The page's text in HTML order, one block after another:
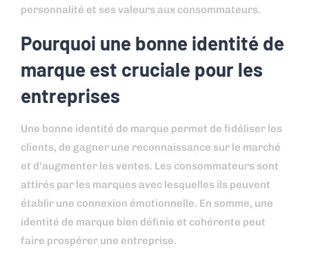
personnalité et ses valeurs aux consommateurs.
Pourquoi une bonne identité de
marque est cruciale pour les
entreprises
Une bonne identité de marque permet de fidéliser les
clients, de gagner une reconnaissance sur le marché
et d’augmenter les ventes. Les consommateurs sont
attirés par les marques avec lesquelles ils peuvent
établir une connexion émotionnelle. En somme, une
identité de marque bien définie et cohérente peut
faire prospérer une entreprise.